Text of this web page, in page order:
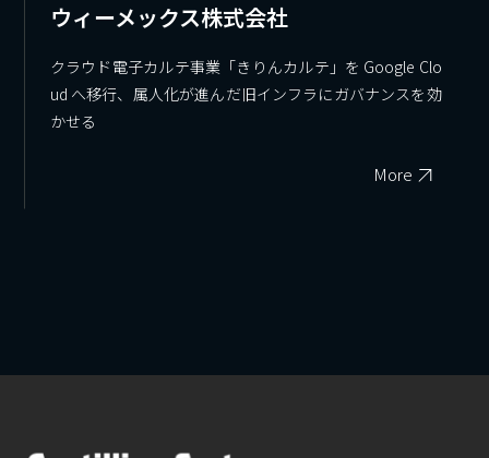
ウィーメックス株式会社
クラウド電子カルテ事業「きりんカルテ」を Google Clo
ud へ移行、属人化が進んだ旧インフラにガバナンスを効
かせる
More